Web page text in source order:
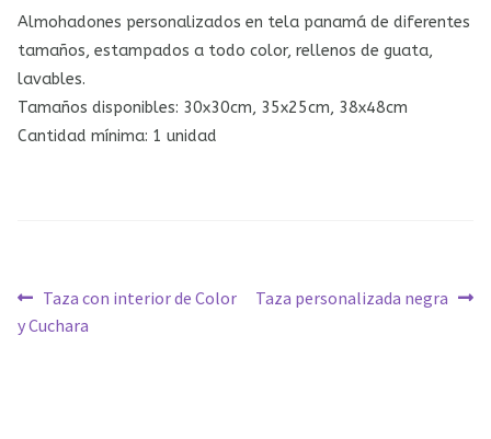
Productos
PRODUCTOS
TIENDA
Almohadones personalizados en tela panamá de diferentes
tamaños, estampados a todo color, rellenos de guata,
lavables.
Tamaños disponibles: 30x30cm, 35x25cm, 38x48cm
Cantidad mínima: 1 unidad
Navegación
de
Anterior:
Taza con interior de Color
y Cuchara
Siguiente:
Taza personalizada negra